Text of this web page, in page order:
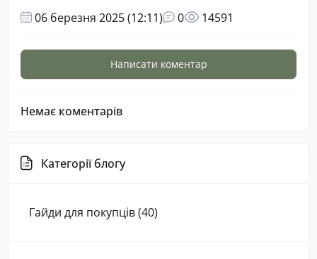
06 березня 2025 (12:11) 0 14591
Написати коментар
Немає коментарів
Категорії блогу
Гайди для покупців (40)